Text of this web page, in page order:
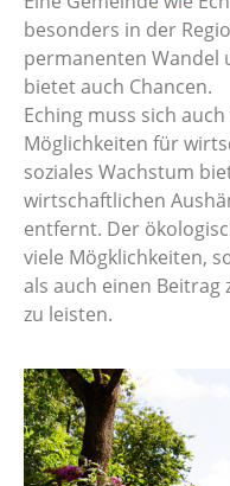
besonders in der
permanenten Wandel
bietet auch Chancen.
Eching muss sich
Möglichkeiten für
soziales Wachstum
wirtschaftlichen
entfernt. Der
viele Mögklichkeiten,
als auch einen
zu leisten.